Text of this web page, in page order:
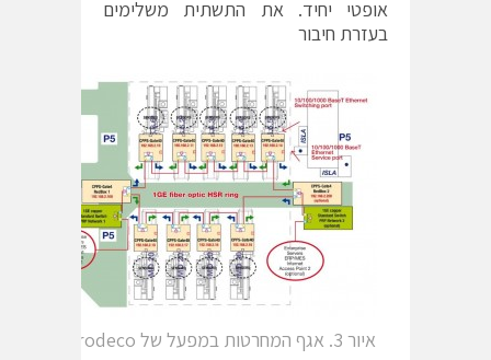
אופטי יחיד. את התשתית משלימים
בעזרת חיבור
איור 3. אגף המחרטות במפעל של Microdeco